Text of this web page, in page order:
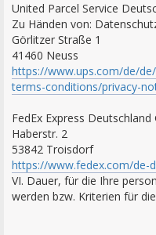
United Parcel Service
Zu Händen von:
Görlitzer Straße 1
41460 Neuss
https://www.ups.com/de/
terms-conditions/privacy-
FedEx Express Deutschland
Haberstr. 2
53842 Troisdorf
https://www.fedex.com/de-
VI. Dauer, für die Ihre
werden bzw. Kriterien für